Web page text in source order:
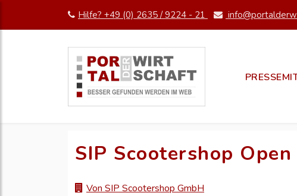
Hilfe? +49 (0) 2635 / 9224 - 21
SIP Scootershop
Von SIP Scootershop GmbH